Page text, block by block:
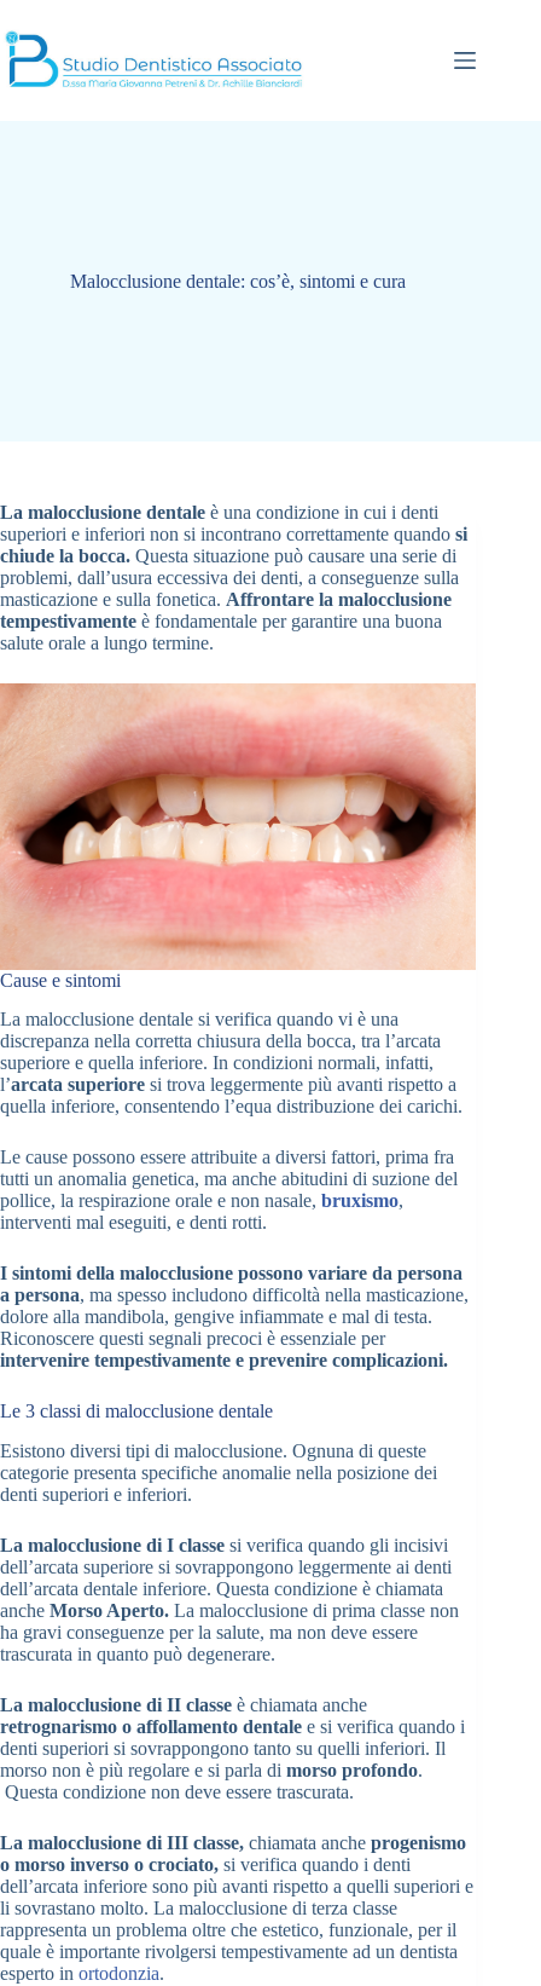
al
contenuto
Malocclusione dentale: cos’è, sintomi e cura
La malocclusione dentale è una condizione in cui i denti
superiori e inferiori non si incontrano correttamente quando si
chiude la bocca. Questa situazione può causare una serie di
problemi, dall’usura eccessiva dei denti, a conseguenze sulla
masticazione e sulla fonetica. Affrontare la malocclusione
tempestivamente è fondamentale per garantire una buona
salute orale a lungo termine.
Cause e sintomi
La malocclusione dentale si verifica quando vi è una
discrepanza nella corretta chiusura della bocca, tra l’arcata
superiore e quella inferiore. In condizioni normali, infatti,
l’arcata superiore si trova leggermente più avanti rispetto a
quella inferiore, consentendo l’equa distribuzione dei carichi.
Le cause possono essere attribuite a diversi fattori, prima fra
tutti un anomalia genetica, ma anche abitudini di suzione del
pollice, la respirazione orale e non nasale, bruxismo,
interventi mal eseguiti, e denti rotti.
I sintomi della malocclusione possono variare da persona
a persona, ma spesso includono difficoltà nella masticazione,
dolore alla mandibola, gengive infiammate e mal di testa.
Riconoscere questi segnali precoci è essenziale per
intervenire tempestivamente e prevenire complicazioni.
Le 3 classi di malocclusione dentale
Esistono diversi tipi di malocclusione. Ognuna di queste
categorie presenta specifiche anomalie nella posizione dei
denti superiori e inferiori.
La malocclusione di I classe si verifica quando gli incisivi
dell’arcata superiore si sovrappongono leggermente ai denti
dell’arcata dentale inferiore. Questa condizione è chiamata
anche Morso Aperto. La malocclusione di prima classe non
ha gravi conseguenze per la salute, ma non deve essere
trascurata in quanto può degenerare.
La malocclusione di II classe è chiamata anche
retrognarismo o affollamento dentale e si verifica quando i
denti superiori si sovrappongono tanto su quelli inferiori. Il
morso non è più regolare e si parla di morso profondo.
Questa condizione non deve essere trascurata.
La malocclusione di III classe, chiamata anche progenismo
o morso inverso o crociato, si verifica quando i denti
dell’arcata inferiore sono più avanti rispetto a quelli superiori e
li sovrastano molto. La malocclusione di terza classe
rappresenta un problema oltre che estetico, funzionale, per il
quale è importante rivolgersi tempestivamente ad un dentista
esperto in ortodonzia.